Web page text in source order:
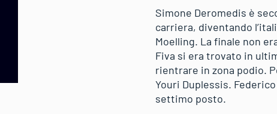
Simone Deromedis è
carriera, diventando
Moelling. La finale non
Fiva si era trovato in
rientrare in zona podio.
Youri Duplessis.
settimo posto.